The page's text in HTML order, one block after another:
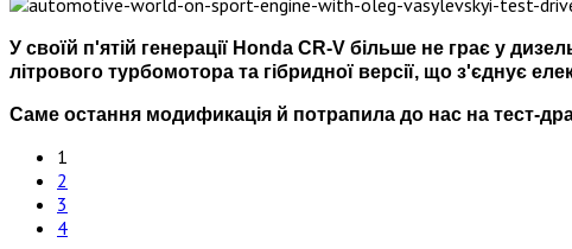
У своїй п'ятій генерації Honda CR-V більше не грає у
літрового турбомотора та гібридної версії, що з'єднує
Саме остання модификація й потрапила до нас на тест-
1
2
3
4